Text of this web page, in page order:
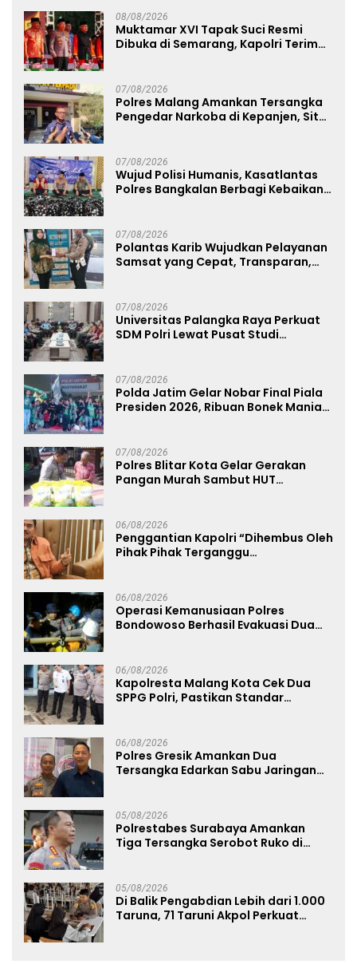
08/08/2026
Muktamar XVI Tapak Suci Resmi
Dibuka di Semarang, Kapolri Terima
07/08/2026
Polres Malang Amankan Tersangka
Pengedar Narkoba di Kepanjen, Sita
07/08/2026
Wujud Polisi Humanis, Kasatlantas
Polres Bangkalan Berbagi Kebaikan
07/08/2026
Polantas Karib Wujudkan Pelayanan
Samsat yang Cepat, Transparan,
07/08/2026
Universitas Palangka Raya Perkuat
SDM Polri Lewat Pusat Studi
07/08/2026
Polda Jatim Gelar Nobar Final Piala
Presiden 2026, Ribuan Bonek Mania
07/08/2026
Polres Blitar Kota Gelar Gerakan
Pangan Murah Sambut HUT
06/08/2026
Penggantian Kapolri “Dihembus Oleh
Pihak Pihak Terganggu
06/08/2026
Operasi Kemanusiaan Polres
Bondowoso Berhasil Evakuasi Dua
06/08/2026
Kapolresta Malang Kota Cek Dua
SPPG Polri, Pastikan Standar
06/08/2026
Polres Gresik Amankan Dua
Tersangka Edarkan Sabu Jaringan
05/08/2026
Polrestabes Surabaya Amankan
Tiga Tersangka Serobot Ruko di
05/08/2026
Di Balik Pengabdian Lebih dari 1.000
Taruna, 71 Taruni Akpol Perkuat